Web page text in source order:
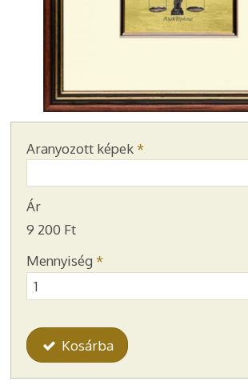
Aranyozott képek *
Ár
9 200 Ft
Mennyiség *
Kosárba